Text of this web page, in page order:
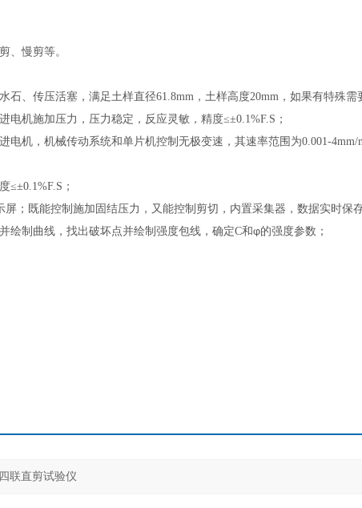
、慢剪等。
石、传压活塞，满足土样直径61.8mm ，土样高度20mm ，如果有特殊需
电机施加压力，压力稳定，反应灵敏，精度≤±0.1%F.S；
电机，机械传动系统和单片机控制无极变速，其速率范围为0.001-4mm/
≤±0.1%F.S；
屏；既能控制施加固结压力，又能控制剪切，内置采集器，数据实时保
绘制曲线，找出破坏点并绘制强度包线，确定C和φ的强度参数；